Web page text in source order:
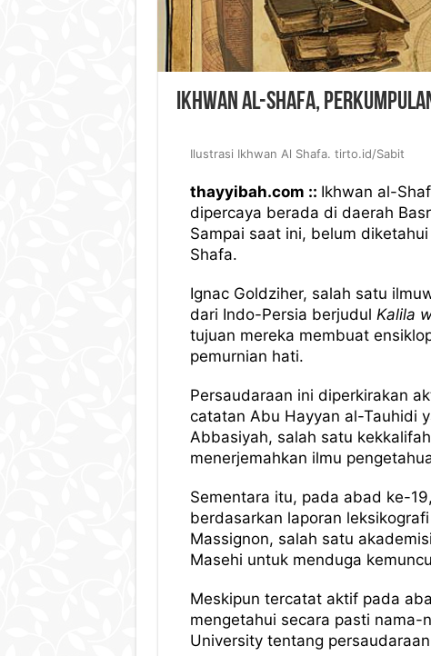
Ikhwan al-Shafa,
Ilustrasi Ikhwan Al Shafa. tirto.id/Sabit
thayyibah.com :: Ikhwan al-
dipercaya berada di daerah
Sampai saat ini, belum
Shafa.
Ignac Goldziher, salah satu
dari Indo-Persia berjudul Kalila
tujuan mereka membuat
pemurnian hati.
Persaudaraan ini diperkirakan
catatan Abu Hayyan al-Tauhidi
Abbasiyah, salah satu
menerjemahkan ilmu
Sementara itu, pada abad ke-
berdasarkan laporan
Massignon, salah satu
Masehi untuk menduga
Meskipun tercatat aktif pada
mengetahui secara pasti
University tentang